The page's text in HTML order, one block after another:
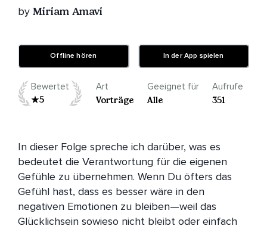
by Miriam Amavi
Offline hören In der App spielen
Bewertet
5
Art
Vorträge
Geeignet für
Alle
Aufrufe
351
In dieser Folge spreche ich darüber, was es
bedeutet die Verantwortung für die eigenen
Gefühle zu übernehmen. Wenn Du öfters das
Gefühl hast, dass es besser wäre in den
negativen Emotionen zu bleiben—weil das
Glücklichsein sowieso nicht bleibt oder einfach